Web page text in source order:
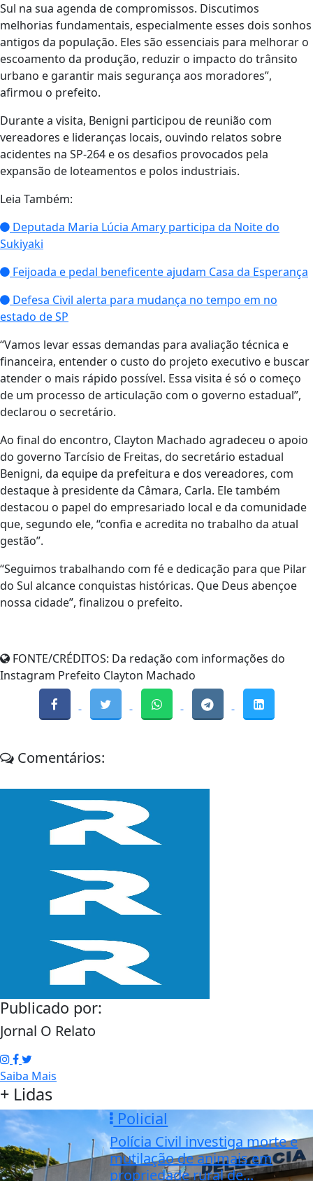
Sul na sua agenda de compromissos. Discutimos
melhorias fundamentais, especialmente esses dois sonhos
antigos da população. Eles são essenciais para melhorar o
escoamento da produção, reduzir o impacto do trânsito
urbano e garantir mais segurança aos moradores”,
afirmou o prefeito.
Durante a visita, Benigni participou de reunião com
vereadores e lideranças locais, ouvindo relatos sobre
acidentes na SP-264 e os desafios provocados pela
expansão de loteamentos e polos industriais.
Leia Também:
Deputada Maria Lúcia Amary participa da Noite do
Sukiyaki
Feijoada e pedal beneficente ajudam Casa da Esperança
Defesa Civil alerta para mudança no tempo em no
estado de SP
“Vamos levar essas demandas para avaliação técnica e
financeira, entender o custo do projeto executivo e buscar
atender o mais rápido possível. Essa visita é só o começo
de um processo de articulação com o governo estadual”,
declarou o secretário.
Ao final do encontro, Clayton Machado agradeceu o apoio
do governo Tarcísio de Freitas, do secretário estadual
Benigni, da equipe da prefeitura e dos vereadores, com
destaque à presidente da Câmara, Carla. Ele também
destacou o papel do empresariado local e da comunidade
que, segundo ele, “confia e acredita no trabalho da atual
gestão”.
“Seguimos trabalhando com fé e dedicação para que Pilar
do Sul alcance conquistas históricas. Que Deus abençoe
nossa cidade”, finalizou o prefeito.
FONTE/CRÉDITOS: Da redação com informações do
Instagram Prefeito Clayton Machado
Comentários:
Publicado por:
Jornal O Relato
Saiba Mais
+ Lidas
Policial
Polícia Civil investiga morte e
mutilação de animais em
propriedade rural de...